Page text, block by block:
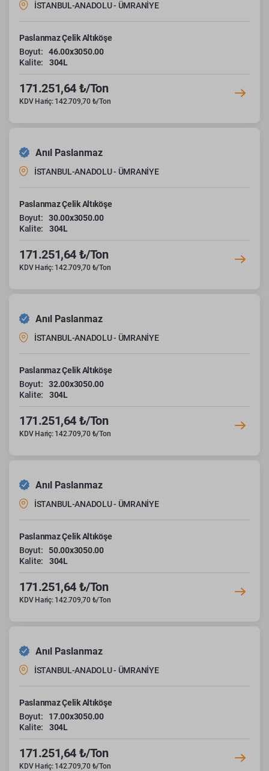
İSTANBUL-ANADOLU - ÜMRANİYE
Paslanmaz Çelik Altıköşe
Boyut:
46.00x3050.00
Kalite:
304L
171.251,64 ₺/Ton
KDV Hariç: 142.709,70 ₺/Ton
Anıl Paslanmaz
İSTANBUL-ANADOLU - ÜMRANİYE
Paslanmaz Çelik Altıköşe
Boyut:
30.00x3050.00
Kalite:
304L
171.251,64 ₺/Ton
KDV Hariç: 142.709,70 ₺/Ton
Anıl Paslanmaz
İSTANBUL-ANADOLU - ÜMRANİYE
Paslanmaz Çelik Altıköşe
Boyut:
32.00x3050.00
Kalite:
304L
171.251,64 ₺/Ton
KDV Hariç: 142.709,70 ₺/Ton
Anıl Paslanmaz
İSTANBUL-ANADOLU - ÜMRANİYE
Paslanmaz Çelik Altıköşe
Boyut:
50.00x3050.00
Kalite:
304L
171.251,64 ₺/Ton
KDV Hariç: 142.709,70 ₺/Ton
Anıl Paslanmaz
İSTANBUL-ANADOLU - ÜMRANİYE
Paslanmaz Çelik Altıköşe
Boyut:
17.00x3050.00
Kalite:
304L
171.251,64 ₺/Ton
KDV Hariç: 142.709,70 ₺/Ton